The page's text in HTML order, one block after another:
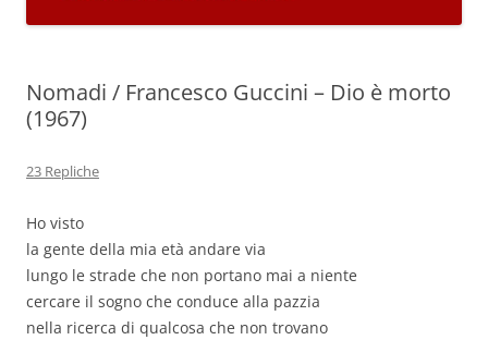
Nomadi / Francesco Guccini – Dio è morto
(1967)
23 Repliche
Ho visto
la gente della mia età andare via
lungo le strade che non portano mai a niente
cercare il sogno che conduce alla pazzia
nella ricerca di qualcosa che non trovano